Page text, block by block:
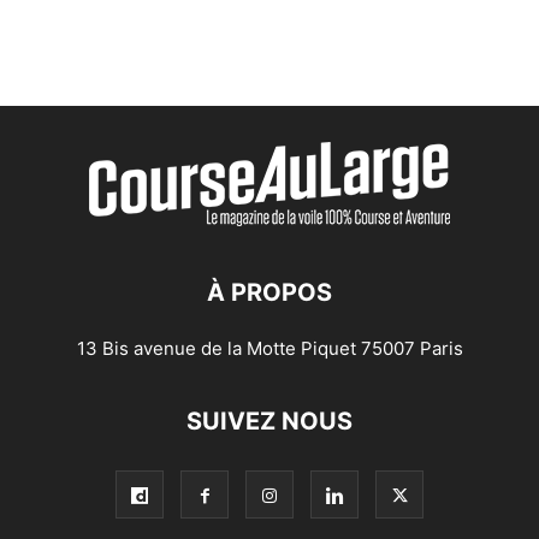
À PROPOS
13 Bis avenue de la Motte Piquet 75007 Paris
SUIVEZ NOUS